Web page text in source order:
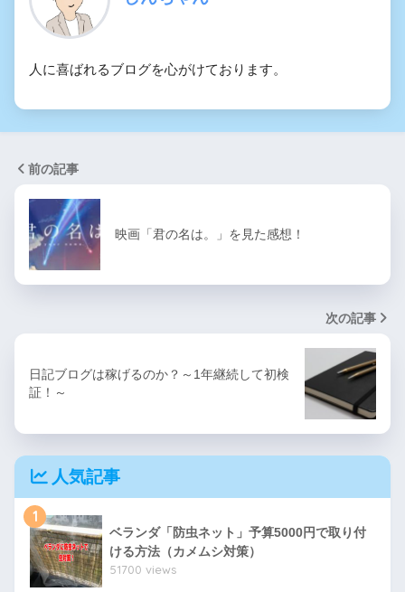
人に喜ばれるブログを心がけております。
前の記事
映画「君の名は。」を見た感想！
次の記事
日記ブログは稼げるのか？～1年継続して初検
証！～
人気記事
1
ベランダ「防虫ネット」予算5000円で取り付
ける方法（カメムシ対策）
51700 views